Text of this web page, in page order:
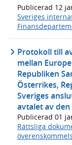
Publicerad 12
Sveriges
Protokoll till
mellan
Republiken
Österrikes,
Sveriges
avtalet av den
Publicerad 01
Rättsliga